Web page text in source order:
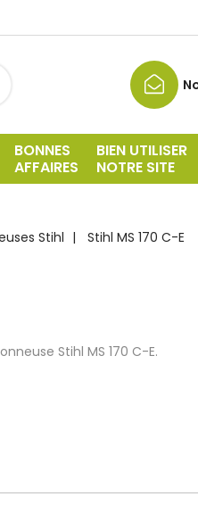
BONNES
AFFAIRES
BIEN UTILISER
NOTRE SITE
Stihl Stihl MS 170 C-E
Stihl MS 170 C-E.